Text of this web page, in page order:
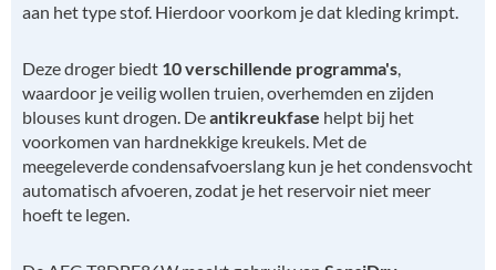
aan het type stof. Hierdoor voorkom je dat kleding krimpt.
Deze droger biedt 10 verschillende programma's,
waardoor je veilig wollen truien, overhemden en zijden
blouses kunt drogen. Deantikreukfase helpt bij het
voorkomen van hardnekkige kreukels. Met de
meegeleverde condensafvoerslang kun je het condensvocht
automatisch afvoeren, zodat je het reservoir niet meer
hoeft te legen.